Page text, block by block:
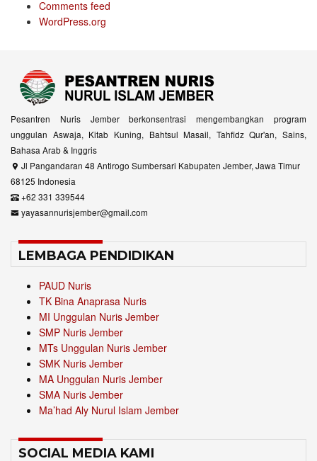
Comments feed
WordPress.org
Pesantren Nuris Jember berkonsentrasi mengembangkan program
unggulan Aswaja, Kitab Kuning, Bahtsul Masail, Tahfidz Qur'an, Sains,
Bahasa Arab & Inggris
Jl Pangandaran 48 Antirogo Sumbersari Kabupaten Jember, Jawa Timur
68125 Indonesia
+62 331 339544
yayasannurisjember@gmail.com
LEMBAGA PENDIDIKAN
PAUD Nuris
TK Bina Anaprasa Nuris
MI Unggulan Nuris Jember
SMP Nuris Jember
MTs Unggulan Nuris Jember
SMK Nuris Jember
MA Unggulan Nuris Jember
SMA Nuris Jember
Ma’had Aly Nurul Islam Jember
SOCIAL MEDIA KAMI